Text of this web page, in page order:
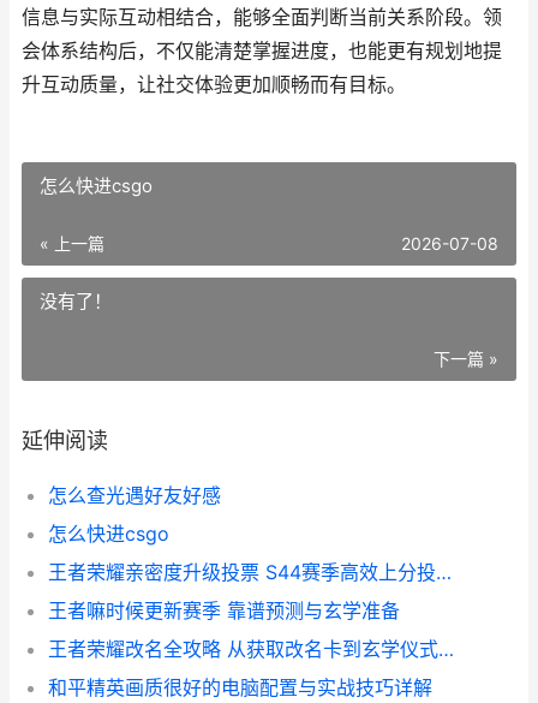
信息与实际互动相结合，能够全面判断当前关系阶段。领
会体系结构后，不仅能清楚掌握进度，也能更有规划地提
升互动质量，让社交体验更加顺畅而有目标。
怎么快进csgo
« 上一篇 2026-07-08
没有了！
下一篇 »
延伸阅读
怎么查光遇好友好感
怎么快进csgo
王者荣耀亲密度升级投票 S44赛季高效上分投票攻略
王者嘛时候更新赛季 靠谱预测与玄学准备
王者荣耀改名全攻略 从获取改名卡到玄学仪式一篇搞定
和平精英画质很好的电脑配置与实战技巧详解